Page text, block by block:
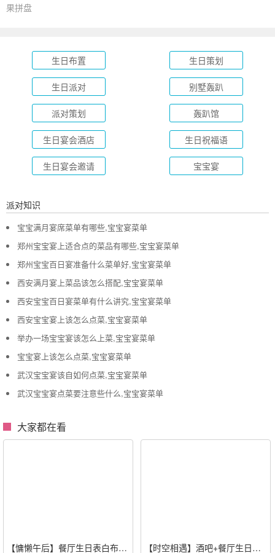
果拼盘
生日布置 生日策划
生日派对 别墅轰趴
派对策划 轰趴馆
生日宴会酒店 生日祝福语
生日宴会邀请 宝宝宴
派对知识
宝宝满月宴席菜单有哪些,宝宝宴菜单
郑州宝宝宴上适合点的菜品有哪些,宝宝宴菜单
郑州宝宝百日宴准备什么菜单好,宝宝宴菜单
西安满月宴上菜品该怎么搭配,宝宝宴菜单
西安宝宝百日宴菜单有什么讲究,宝宝宴菜单
西安宝宝宴上该怎么点菜,宝宝宴菜单
举办一场宝宝宴该怎么上菜,宝宝宴菜单
宝宝宴上该怎么点菜,宝宝宴菜单
武汉宝宝宴该自如何点菜,宝宝宴菜单
武汉宝宝宴点菜要注意些什么,宝宝宴菜单
大家都在看
【慵懒午后】餐厅生日表白布置 【时空相遇】酒吧+餐厅生日惊